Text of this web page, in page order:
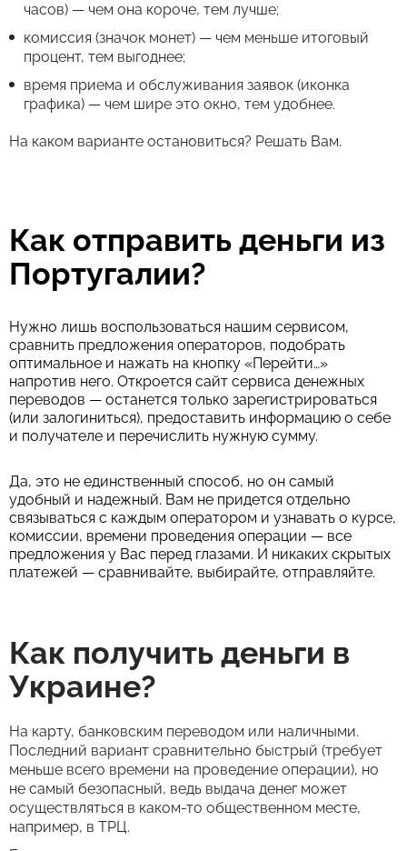
часов) — чем она короче, тем лучше;
комиссия (значок монет) — чем меньше итоговый
процент, тем выгоднее;
время приема и обслуживания заявок (иконка
графика) — чем шире это окно, тем удобнее.
На каком варианте остановиться? Решать Вам.
Как отправить деньги из
Португалии?
Нужно лишь воспользоваться нашим сервисом,
сравнить предложения операторов, подобрать
оптимальное и нажать на кнопку «Перейти…»
напротив него. Откроется сайт сервиса денежных
переводов — останется только зарегистрироваться
(или залогиниться), предоставить информацию о себе
и получателе и перечислить нужную сумму.
Да, это не единственный способ, но он самый
удобный и надежный. Вам не придется отдельно
связываться с каждым оператором и узнавать о курсе,
комиссии, времени проведения операции — все
предложения у Вас перед глазами. И никаких скрытых
платежей — сравнивайте, выбирайте, отправляйте.
Как получить деньги в
Украине?
На карту, банковским переводом или наличными.
Последний вариант сравнительно быстрый (требует
меньше всего времени на проведение операции), но
не самый безопасный, ведь выдача денег может
осуществляться в каком-то общественном месте,
например, в ТРЦ.